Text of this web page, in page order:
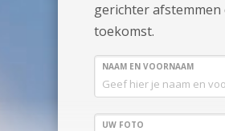
gerichter
toekomst.
NAAM EN VOORNAAM
UW FOTO